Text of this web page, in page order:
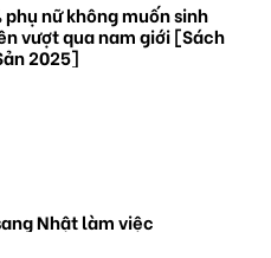
phụ nữ không muốn sinh
vượt qua nam giới [Sách
2025]
Nhật làm việc